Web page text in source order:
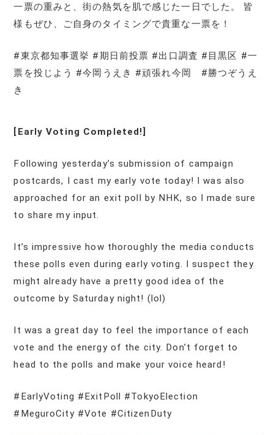
一票の重みと、街の熱気を肌で感じた一日でした。 皆
様もぜひ、ご自身のタイミングで貴重な一票を！
#東京都知事選挙 #期日前投票 #出口調査 #目黒区 #一
票を投じよう #今岡うえき #頑張れ今岡 #勝つぞうえ
き
[Early Voting Completed!]
Following yesterday’s submission of campaign
postcards, I cast my early vote today! I was also
approached for an exit poll by NHK, so I made sure
to share my input.
It’s impressive how thoroughly the media conducts
these polls even during early voting. I suspect they
might already have a pretty good idea of the
outcome by Saturday night! (lol)
It was a great day to feel the importance of each
vote and the energy of the city. Don’t forget to
head to the polls and make your voice heard!
#EarlyVoting #ExitPoll #TokyoElection
#MeguroCity #Vote #CitizenDuty